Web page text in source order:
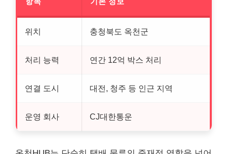
위치 충청북도 옥천군
처리 능력 연간 12억 박스 처리
연결 도시 대전, 청주 등 인근 지역
운영 회사 CJ대한통운